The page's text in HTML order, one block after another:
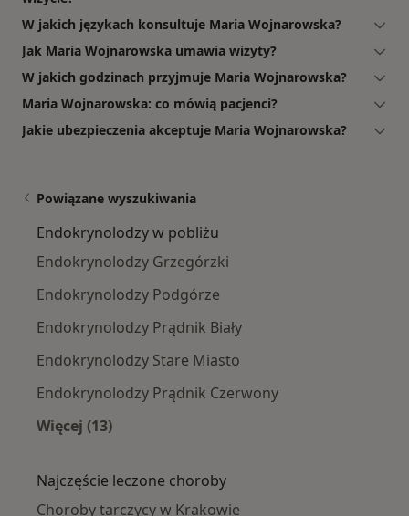
W jakich językach konsultuje Maria Wojnarowska?
Jak Maria Wojnarowska umawia wizyty?
W jakich godzinach przyjmuje Maria Wojnarowska?
Maria Wojnarowska: co mówią pacjenci?
Jakie ubezpieczenia akceptuje Maria Wojnarowska?
Powiązane wyszukiwania
Endokrynolodzy w pobliżu
Endokrynolodzy Grzegórzki
Endokrynolodzy Podgórze
Endokrynolodzy Prądnik Biały
Endokrynolodzy Stare Miasto
Endokrynolodzy Prądnik Czerwony
Więcej (13)
Najczęście leczone choroby
Choroby tarczycy w Krakowie